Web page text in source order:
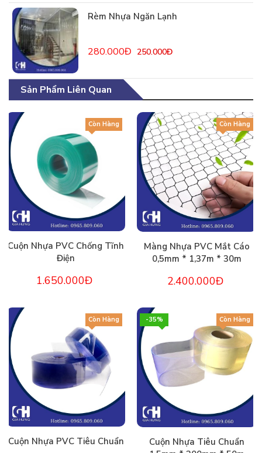
Rèm Nhựa Ngăn Lạnh
280.000Đ 250.000Đ
Sản Phẩm Liên Quan
Còn Hàng
Cuộn Nhựa PVC Chống Tĩnh
Điện
1.650.000Đ
Còn Hàng
Màng Nhựa PVC Mắt Cáo
0,5mm * 1,37m * 30m
2.400.000Đ
Còn Hàng
Cuộn Nhựa PVC Tiêu Chuẩn
-35% Còn Hàng
Cuộn Nhựa Tiêu Chuẩn